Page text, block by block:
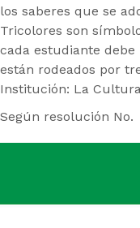
los saberes que se
Tricolores son
cada estudiante debe
están rodeados por
Institución: La
Según resolución No.